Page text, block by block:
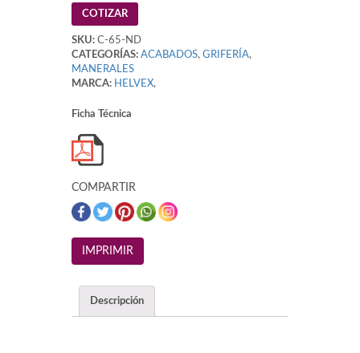
COTIZAR
SKU: C-65-ND
CATEGORÍAS: ACABADOS, GRIFERÍA,
MANERALES
MARCA: HELVEX,
Ficha Técnica
COMPARTIR
Descripción